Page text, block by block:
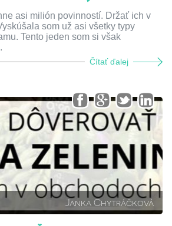
asi milión povinností. Držať ich v
som už asi všetky typy
Tento jeden som si však
Čítať ďalej
Janka Chytráčková